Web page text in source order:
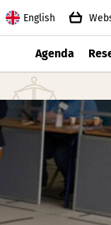
English
Agenda